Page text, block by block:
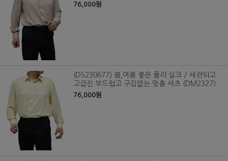
76,000원
(DS230677) 봄,여름 좋은 폴리 실크 / 세련되고
고급진 부드럽고 구김없는 맞춤 셔츠 (DM2327)
76,000원